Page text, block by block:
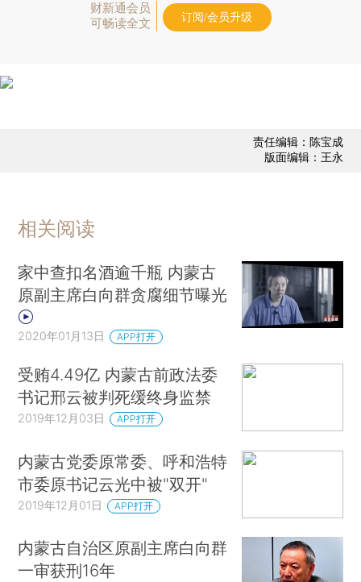
财新通会员
可畅读全文
订阅/会员升级
责任编辑：陈宝成
版面编辑：王永
相关阅读
家中查扣名酒逾千瓶 内蒙古
原副主席白向群贪腐细节曝光
2020年01月13日 APP打开
受贿4.49亿 内蒙古前政法委
书记邢云被判死缓终身监禁
2019年12月03日 APP打开
内蒙古党委原常委、呼和浩特
市委原书记云光中被"双开"
2019年12月01日 APP打开
内蒙古自治区原副主席白向群
一审获刑16年